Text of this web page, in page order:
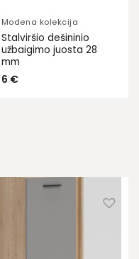
Modena kolekcija
Stalviršio dešininio
užbaigimo juosta 28
mm
6 €